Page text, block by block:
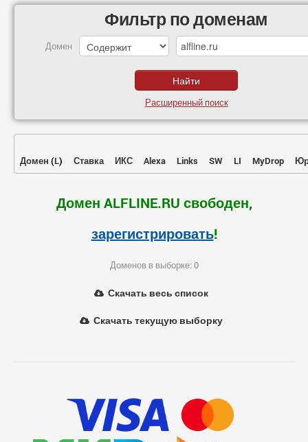
Фильтр по доменам
Домен
Расширенный поиск
Домен (L) Ставка ИКС Alexa Links SW LI MyDrop
Домен ALFLINE.RU свободен,
зарегистрировать!
Доменов в выборке: 0
Скачать весь список
Скачать текущую выборку